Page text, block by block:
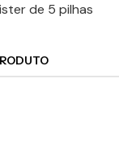
de 5 pilhas